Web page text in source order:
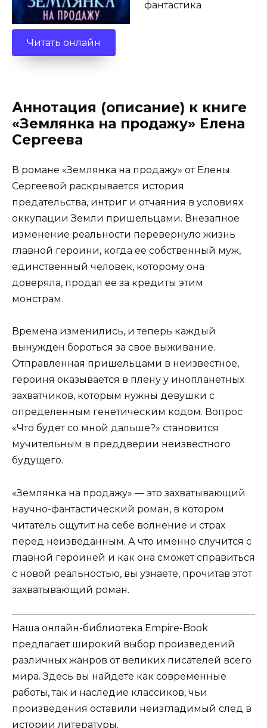
фантастика
Читать онлайн
Аннотация (описание) к книге
«Землянка на продажу» Елена
Сергеева
В романе «Землянка на продажу» от Елены
Сергеевой раскрывается история
предательства, интриг и отчаяния в условиях
оккупации Земли пришельцами. Внезапное
изменение реальности перевернуло жизнь
главной героини, когда ее собственный муж,
единственный человек, которому она
доверяла, продал ее за кредиты этим
монстрам.
Времена изменились, и теперь каждый
вынужден бороться за свое выживание.
Отправленная пришельцами в неизвестное,
героиня оказывается в плену у инопланетных
захватчиков, которым нужны девушки с
определенным генетическим кодом. Вопрос
«Что будет со мной дальше?» становится
мучительным в преддверии неизвестного
будущего.
«Землянка на продажу» — это захватывающий
научно-фантастический роман, в котором
читатель ощутит на себе волнение и страх
перед неизведанным. А что именно случится с
главной героиней и как она сможет справиться
с новой реальностью, вы узнаете, прочитав этот
захватывающий роман.
Наша онлайн-библиотека Empire-Book
предлагает широкий выбор произведений
различных жанров от великих писателей всего
мира. Здесь вы найдете как современные
работы, так и наследие классиков, чьи
произведения оставили неизгладимый след в
истории литературы.